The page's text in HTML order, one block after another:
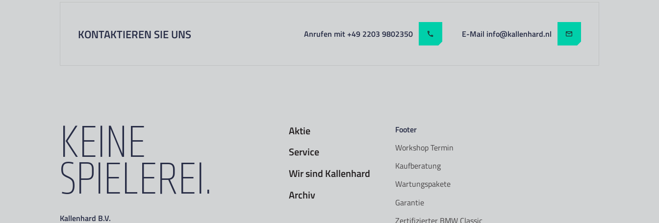
KONTAKTIEREN SIE UNS Anrufen mit +49 2203 9802350 E-Mail info@kallenhard.nl
KEINE
SPIELEREI.
Kallenhard B.V.
Aktie
Service
Wir sind Kallenhard
Archiv
Footer
Workshop Termin
Kaufberatung
Wartungspakete
Garantie
Zertifizierter BMW Classic